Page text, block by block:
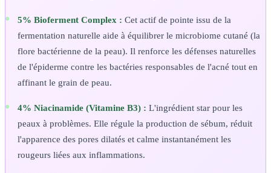
5% Bioferment Complex : Cet actif de pointe issu de la
fermentation naturelle aide à équilibrer le microbiome cutané (la
flore bactérienne de la peau). Il renforce les défenses naturelles
de l'épiderme contre les bactéries responsables de l'acné tout en
affinant le grain de peau.
4% Niacinamide (Vitamine B3) : L'ingrédient star pour les
peaux à problèmes. Elle régule la production de sébum, réduit
l'apparence des pores dilatés et calme instantanément les
rougeurs liées aux inflammations.